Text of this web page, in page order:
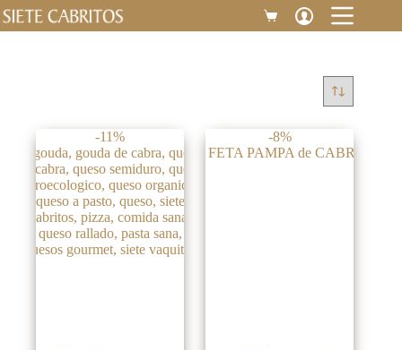
Saltar
al
Carro
0
-11% -8%